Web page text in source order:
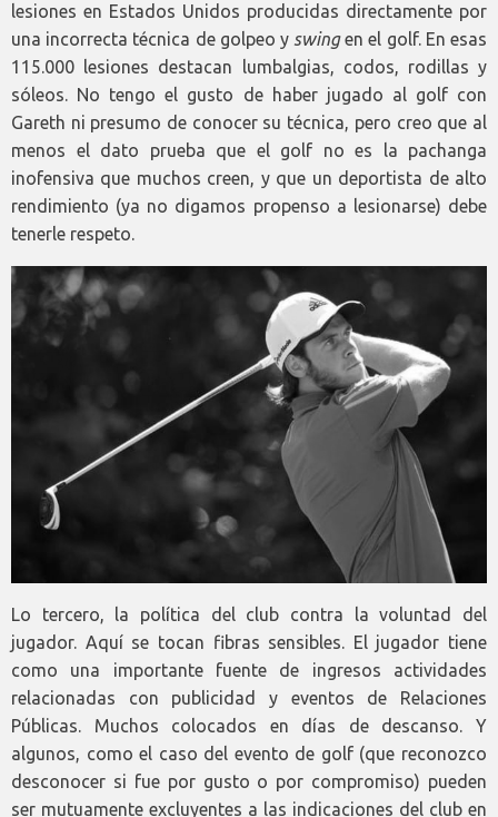
lesiones en Estados Unidos producidas directamente por
una incorrecta técnica de golpeo yswingen el golf. En esas
115.000 lesiones destacan lumbalgias, codos, rodillas y
sóleos. No tengo el gusto de haber jugado al golf con
Gareth ni presumo de conocer su técnica, pero creo que al
menos el dato prueba que el golf no es la pachanga
inofensiva que muchos creen, y que un deportista de alto
rendimiento (ya no digamos propenso a lesionarse) debe
tenerle respeto.
Lo tercero, la política del club contra la voluntad del
jugador. Aquí se tocan fibras sensibles. El jugador tiene
como una importante fuente de ingresos actividades
relacionadas con publicidad y eventos de Relaciones
Públicas. Muchos colocados en días de descanso. Y
algunos, como el caso del evento de golf (que reconozco
desconocer si fue por gusto o por compromiso) pueden
ser mutuamente excluyentes a las indicaciones del club en